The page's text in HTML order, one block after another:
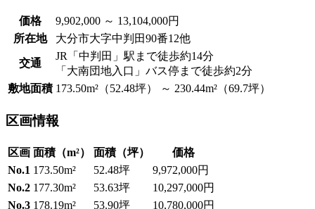
価格 9,902,000 ～ 13,104,000円
所在地
大分市大字中判田90番12他
交通
JR「中判田」駅まで徒歩約14分
「大南団地入口」バス停まで徒歩約2分
敷地面積 173.50m²（52.48坪） ～ 230.44m²（69.7坪）
区画情報
区画 面積（m²） 面積（坪）
価格
No.1 173.50m² 52.48坪
9,972,000円
No.2 177.30m² 53.63坪
10,297,000円
No.3 178.19m² 53.90坪
10,780,000円